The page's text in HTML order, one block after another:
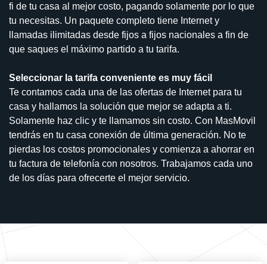
fi de tu casa al mejor costo, pagando solamente por lo que
tu necesitas. Un paquete completo tiene Internet y
llamadas ilimitadas desde fijos a fijos nacionales a fin de
que saques el máximo partido a tu tarifa.
Seleccionar la tarifa conveniente es muy fácil
Te contamos cada una de las ofertas de Internet para tu
casa y hallamos la solución que mejor se adapta a ti.
Solamente haz clic y te llamamos sin costo. Con MasMovil
tendrás en tu casa conexión de última generación. No te
pierdas los costos promocionales y comienza a ahorrar en
tu factura de telefonía con nosotros. Trabajamos cada uno
de los días para ofrecerte el mejor servicio.